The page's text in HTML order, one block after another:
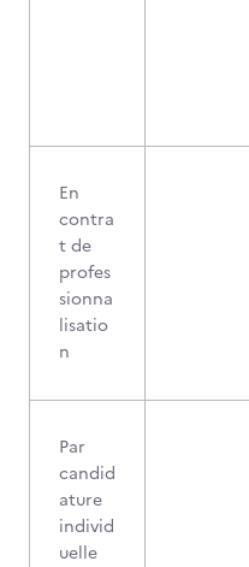
En
contra
t de
profes
sionna
lisatio
n
Par
candid
ature
individ
uelle